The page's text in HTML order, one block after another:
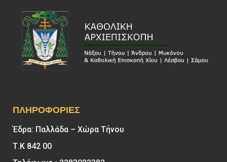
ΠΛΗΡΟΦΟΡΊΕΣ
Έδρα: Παλλάδα – Χώρα Τήνου
Τ.Κ 842 00